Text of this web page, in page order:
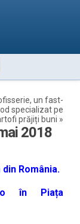
un fast-
specializat pe
prăjiți buni »
2018
România.
în Piața